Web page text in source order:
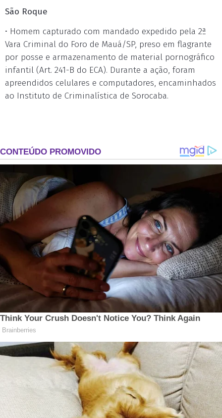
São Roque
• Homem capturado com mandado expedido pela 2ª
Vara Criminal do Foro de Mauá/SP, preso em flagrante
por posse e armazenamento de material pornográfico
infantil (Art. 241-B do ECA). Durante a ação, foram
apreendidos celulares e computadores, encaminhados
ao Instituto de Criminalística de Sorocaba.